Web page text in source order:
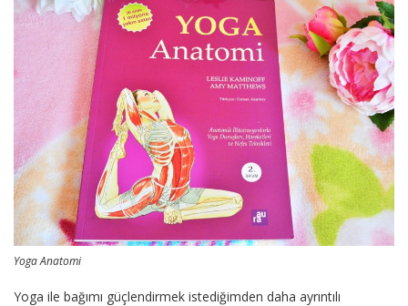
Yoga Anatomi
Yoga ile bağımı güçlendirmek istediğimden daha ayrıntılı